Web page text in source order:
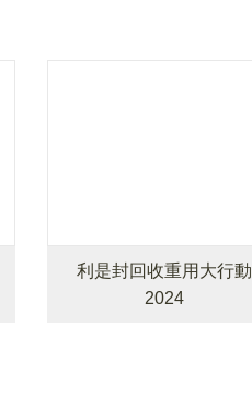
利是封回收重用大行動
2024